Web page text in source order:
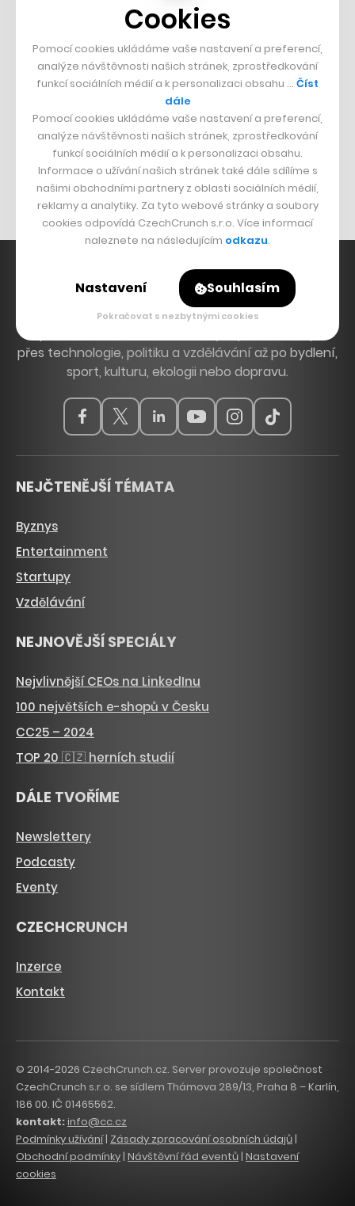
Boční projekt, co se zvrtnul
Dva golfisti, co pečou
Bomma není tichá
Originální hodinky
Nábytek z betonu
Hlavní zdroj inspirace. Věnujeme se tématům, která
přes technologie, politiku a vzdělávání až po bydlení,
sport, kulturu, ekologii nebo dopravu.
NEJČTENĚJŠÍ TÉMATA
Byznys
Entertainment
Startupy
Vzdělávání
NEJNOVĚJŠÍ SPECIÁLY
Nejvlivnější CEOs na LinkedInu
100 největších e-shopů v Česku
CC25 – 2024
TOP 20 🇨🇿 herních studií
DÁLE TVOŘÍME
Newslettery
Podcasty
Eventy
CZECHCRUNCH
Inzerce
Kontakt
© 2014-2026 CzechCrunch.cz. Server provozuje společnost
CzechCrunch s.r.o. se sídlem Thámova 289/13, Praha 8 – Karlín,
186 00. IČ 01465562.
kontakt:info@cc.cz
Podmínky užívání| Zásady zpracování osobních údajů|
Obchodní podmínky| Návštěvní řád eventů | Nastavení
cookies
Cookies
Pomocí cookies ukládáme vaše nastavení a preferencí,
analýze návštěvnosti našich stránek, zprostředkování
funkcí sociálních médií a k personalizaci obsahu … Číst
dále
Pomocí cookies ukládáme vaše nastavení a preferencí,
analýze návštěvnosti našich stránek, zprostředkování
funkcí sociálních médií a k personalizaci obsahu.
Informace o užívání našich stránek také dále sdílíme s
našimi obchodními partnery z oblasti sociálních médií,
reklamy a analytiky. Za tyto webové stránky a soubory
cookies odpovídá CzechCrunch s.r.o. Více informací
naleznete na následujícím odkazu.
Nastavení Souhlasím
Pokračovat s nezbytnými cookies